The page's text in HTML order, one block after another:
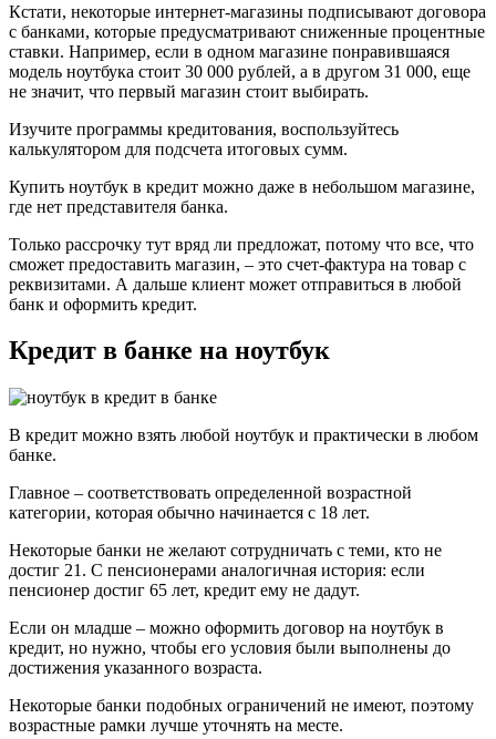
Кстати, некоторые интернет-магазины подписывают договора
с банками, которые предусматривают сниженные процентные
ставки. Например, если в одном магазине понравившаяся
модель ноутбука стоит 30 000 рублей, а в другом 31 000, еще
не значит, что первый магазин стоит выбирать.
Изучите программы кредитования, воспользуйтесь
калькулятором для подсчета итоговых сумм.
Купить ноутбук в кредит можно даже в небольшом магазине,
где нет представителя банка.
Только рассрочку тут вряд ли предложат, потому что все, что
сможет предоставить магазин, – это счет-фактура на товар с
реквизитами. А дальше клиент может отправиться в любой
банк и оформить кредит.
Кредит в банке на ноутбук
В кредит можно взять любой ноутбук и практически в любом
банке.
Главное – соответствовать определенной возрастной
категории, которая обычно начинается с 18 лет.
Некоторые банки не желают сотрудничать с теми, кто не
достиг 21. С пенсионерами аналогичная история: если
пенсионер достиг 65 лет, кредит ему не дадут.
Если он младше – можно оформить договор на ноутбук в
кредит, но нужно, чтобы его условия были выполнены до
достижения указанного возраста.
Некоторые банки подобных ограничений не имеют, поэтому
возрастные рамки лучше уточнять на месте.